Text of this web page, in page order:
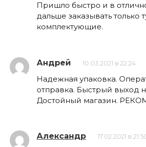
Пришло быстро и в
дальше заказывать только
комплектующие.
Андрей 10.03.2021 в 22:24
Надежная упаковка.
отправка. Быстрый выход
Достойный магазин.
Александр 17.02.2021 в